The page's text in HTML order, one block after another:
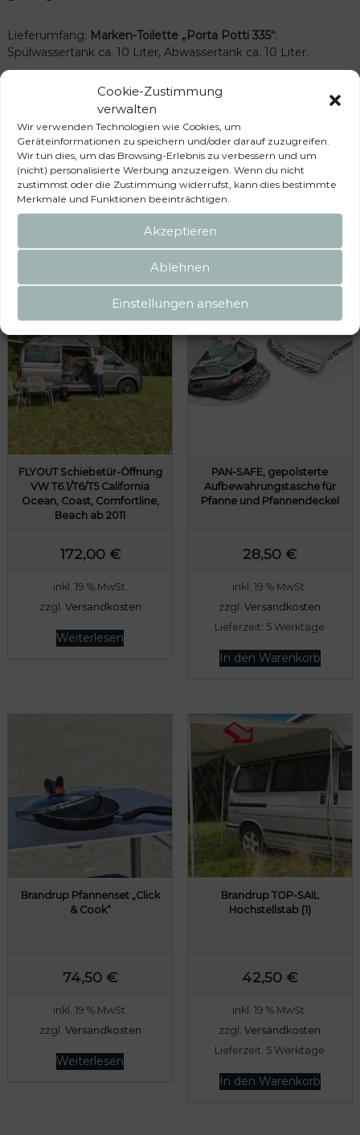
Cookie-Zustimmung
verwalten
Wir verwenden Technologien wie Cookies, um
Geräteinformationen zu speichern und/oder darauf zuzugreifen.
Wir tun dies, um das Browsing-Erlebnis zu verbessern und um
(nicht) personalisierte Werbung anzuzeigen. Wenn du nicht
zustimmst oder die Zustimmung widerrufst, kann dies bestimmte
Merkmale und Funktionen beeinträchtigen.
Akzeptieren
Ablehnen
Einstellungen ansehen
Lieferumfang: Marken-Toilette „Porta Potti 335“:
Spülwassertank ca. 10 Liter, Abwassertank ca. 10 Liter.
Made in Germany.
Mehr Produkte aus dem Bereich„Wasser & Sanitär“
Camper mieten? Wir helfen Ihnen gerne weiter. Unsere
Angebote!
Ähnliche Produkte
FLYOUT Schiebetür-Öffnung
VW T6.1/T6/T5 California
Ocean, Coast, Comfortline,
Beach ab 2011
172,00 €
inkl. 19 % MwSt.
zzgl. Versandkosten
Weiterlesen
PAN-SAFE, gepolsterte
Aufbewahrungstasche für
Pfanne und Pfannendeckel
28,50 €
inkl. 19 % MwSt.
zzgl.Versandkosten
Lieferzeit: 5 Werktage
In den Warenkorb
Brandrup Pfannenset „Click
& Cook“
74,50 €
inkl. 19 % MwSt.
zzgl. Versandkosten
Weiterlesen
Brandrup TOP-SAIL
Hochstellstab (1)
42,50 €
inkl. 19 % MwSt.
zzgl.Versandkosten
Lieferzeit: 5 Werktage
In den Warenkorb